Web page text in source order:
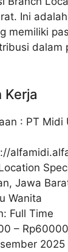
Ini
memiliki
dalam
Kerja
: PT Midi
Jawa
Wanita
Full Time
– Rp
2025